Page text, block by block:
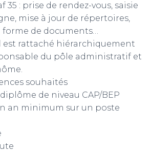
35 : prise de rendez-vous, saisie
mise à jour de répertoires,
forme de documents…
est rattaché hiérarchiquement
du pôle administratif et
souhaités
de niveau CAP/BEP
an minimum sur un poste